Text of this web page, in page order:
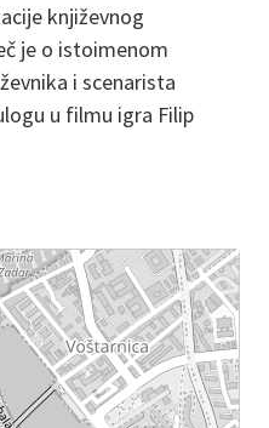
književnog
je o istoimenom
i scenarista
u filmu igra Filip